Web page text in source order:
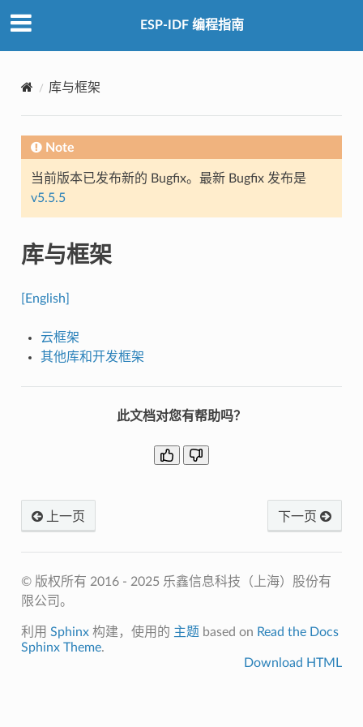
ESP-IDF 编程指南
库与框架
Note
当前版本已发布新的 Bugfix。最新 Bugfix 发布是
v5.5.5
库与框架
[English]
云框架
其他库和开发框架
此文档对您有帮助吗？
上一页 下一页
© 版权所有 2016 - 2025 乐鑫信息科技（上海）股份有
限公司。
利用 Sphinx构建，使用的 主题 based on Read the Docs
Sphinx Theme.
Download HTML